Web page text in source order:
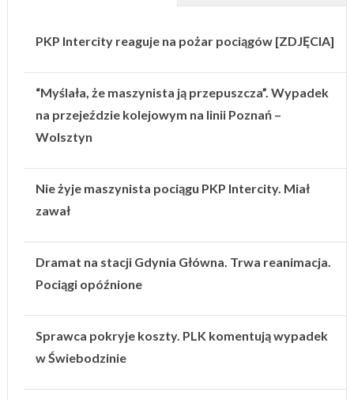
PKP Intercity reaguje na pożar pociągów [ZDJĘCIA]
“Myślała, że maszynista ją przepuszcza”. Wypadek
na przejeździe kolejowym na linii Poznań –
Wolsztyn
Nie żyje maszynista pociągu PKP Intercity. Miał
zawał
Dramat na stacji Gdynia Główna. Trwa reanimacja.
Pociągi opóźnione
Sprawca pokryje koszty. PLK komentują wypadek
w Świebodzinie